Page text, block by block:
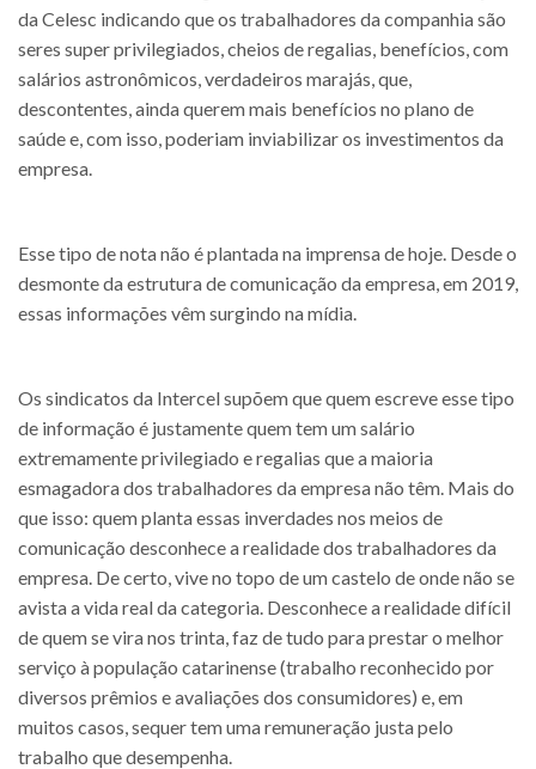
da Celesc indicando que os trabalhadores da companhia são
seres super privilegiados, cheios de regalias, benefícios, com
salários astronômicos, verdadeiros marajás, que,
descontentes, ainda querem mais benefícios no plano de
saúde e, com isso, poderiam inviabilizar os investimentos da
empresa.
Esse tipo de nota não é plantada na imprensa de hoje. Desde o
desmonte da estrutura de comunicação da empresa, em 2019,
essas informações vêm surgindo na mídia.
Os sindicatos da Intercel supõem que quem escreve esse tipo
de informação é justamente quem tem um salário
extremamente privilegiado e regalias que a maioria
esmagadora dos trabalhadores da empresa não têm. Mais do
que isso: quem planta essas inverdades nos meios de
comunicação desconhece a realidade dos trabalhadores da
empresa. De certo, vive no topo de um castelo de onde não se
avista a vida real da categoria. Desconhece a realidade difícil
de quem se vira nos trinta, faz de tudo para prestar o melhor
serviço à população catarinense (trabalho reconhecido por
diversos prêmios e avaliações dos consumidores) e, em
muitos casos, sequer tem uma remuneração justa pelo
trabalho que desempenha.